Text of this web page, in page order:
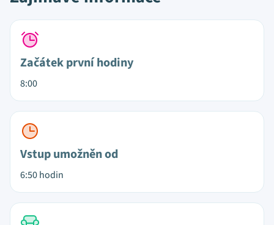
Začátek první hodiny
8:00
Vstup umožněn od
6:50 hodin